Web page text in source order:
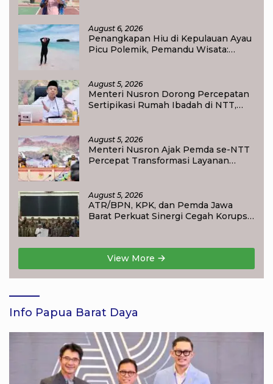
August 6, 2026
Penangkapan Hiu di Kepulauan Ayau
Picu Polemik, Pemandu Wisata:
August 5, 2026
Menteri Nusron Dorong Percepatan
Sertipikasi Rumah Ibadah di NTT,
August 5, 2026
Menteri Nusron Ajak Pemda se-NTT
Percepat Transformasi Layanan
August 5, 2026
ATR/BPN, KPK, dan Pemda Jawa
Barat Perkuat Sinergi Cegah Korupsi,
View More
Info Papua Barat Daya